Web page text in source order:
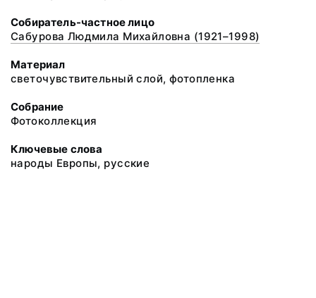
Собиратель-частное лицо
Сабурова Людмила Михайловна (1921–1998)
Материал
светочувствительный слой, фотопленка
Собрание
Фотоколлекция
Ключевые слова
народы Европы, русские